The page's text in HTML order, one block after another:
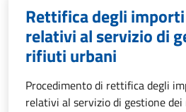
Rettifica degli
relativi al servizio di
rifiuti urbani
Procedimento di rettifica degli
relativi al servizio di gestione